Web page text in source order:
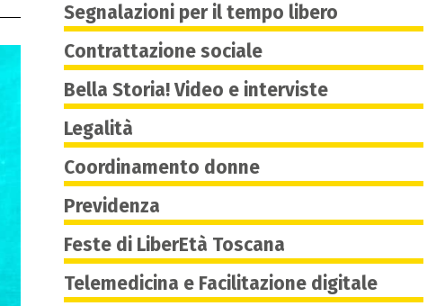
Segnalazioni per il tempo libero
Contrattazione sociale
Bella Storia! Video e interviste
Legalità
Coordinamento donne
Previdenza
Feste di LiberEtà Toscana
Telemedicina e Facilitazione digitale